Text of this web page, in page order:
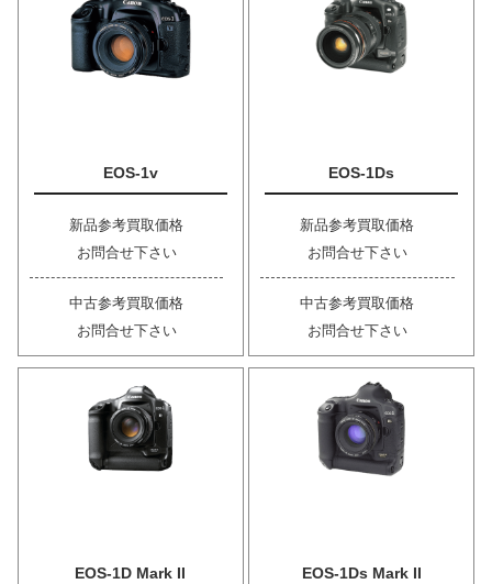
EOS-1v
新品参考買取価格
お問合せ下さい
中古参考買取価格
お問合せ下さい
EOS-1Ds
新品参考買取価格
お問合せ下さい
中古参考買取価格
お問合せ下さい
EOS-1D Mark II EOS-1Ds Mark II